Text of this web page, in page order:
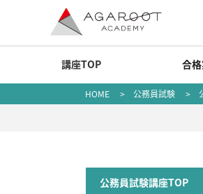
講座TOP 合
HOME > 公務員試験 > 公
公務員試験講座TOP